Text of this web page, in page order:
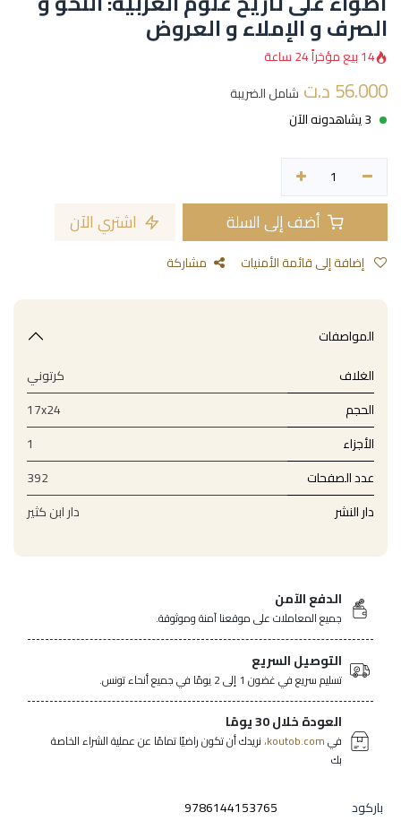
الصرف و الإملاء و العروض
14 بيع مؤخراً 24 ساعة
56.000د.ت شامل الضريبة
3 يشاهدونه الآن
أضف إلى السلة اشتري الآن
مشاركة
المواصفات
الغلاف
كرتوني
الحجم
17x24
الأجزاء
1
عدد الصفحات
392
دار النشر
دار ابن كثير
الدفع الآمن
جميع المعاملات على موقعنا آمنة وموثوقة.
التوصيل السريع
تسليم سريع في غضون 1 إلى 2 يومًا في جميع أنحاء تونس.
العودة خلال 30 يومًا
فيkoutob.com، نريدك أن تكون راضيًا تمامًا عن عملية الشراء الخاصة
بك
باركود 9786144153765